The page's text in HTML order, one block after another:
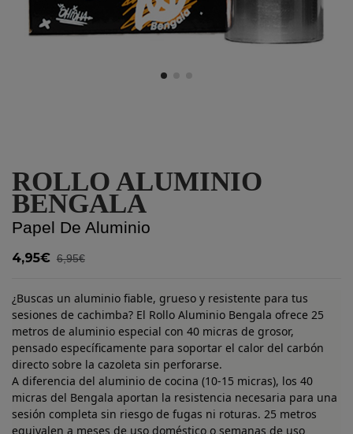
ROLLO ALUMINIO
BENGALA
Papel De Aluminio
4,95€ 6,95€
¿Buscas un aluminio fiable, grueso y resistente para tus
sesiones de cachimba? El Rollo Aluminio Bengala ofrece 25
metros de aluminio especial con 40 micras de grosor,
pensado específicamente para soportar el calor del carbón
directo sobre la cazoleta sin perforarse.
A diferencia del aluminio de cocina (10-15 micras), los 40
micras del Bengala aportan la resistencia necesaria para una
sesión completa sin riesgo de fugas ni roturas. 25 metros
equivalen a meses de uso doméstico o semanas de uso